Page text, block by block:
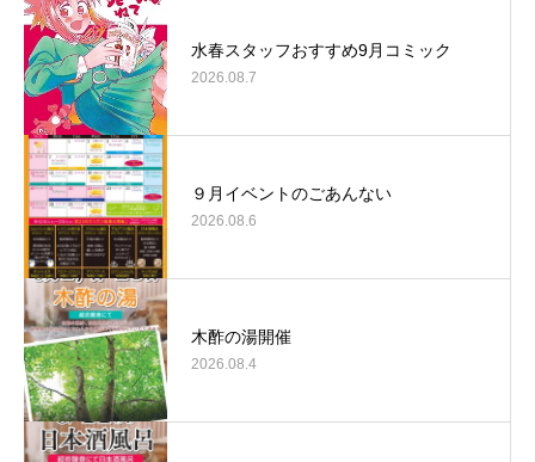
水春スタッフおすすめ9月コミック
2026.08.7
９月イベントのごあんない
2026.08.6
木酢の湯開催
2026.08.4